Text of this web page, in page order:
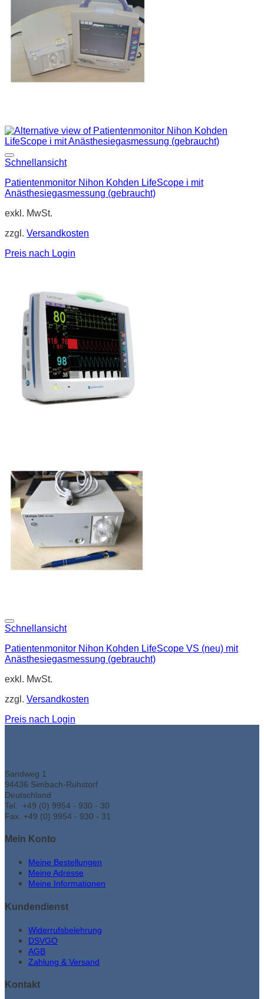
Schnellansicht
Patientenmonitor Nihon Kohden LifeScope i mit
Anästhesiegasmessung (gebraucht)
exkl. MwSt.
zzgl. Versandkosten
Preis nach Login
Schnellansicht
Patientenmonitor Nihon Kohden LifeScope VS (neu) mit
Anästhesiegasmessung (gebraucht)
exkl. MwSt.
zzgl. Versandkosten
Preis nach Login
Sandweg 1
94436 Simbach-Ruhstorf
Deutschland
Tel. +49 (0) 9954 - 930 - 30
Fax. +49 (0) 9954 - 930 - 31
Mein Konto
Meine Bestellungen
Meine Adresse
Meine Informationen
Kundendienst
Widerrufsbelehrung
DSVGO
AGB
Zahlung & Versand
Kontakt